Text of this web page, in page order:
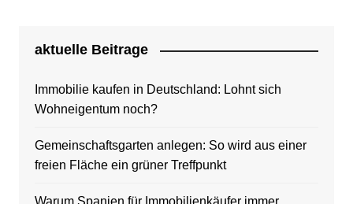
aktuelle Beitrage
Immobilie kaufen in Deutschland: Lohnt sich
Wohneigentum noch?
Gemeinschaftsgarten anlegen: So wird aus einer
freien Fläche ein grüner Treffpunkt
Warum Spanien für Immobilienkäufer immer